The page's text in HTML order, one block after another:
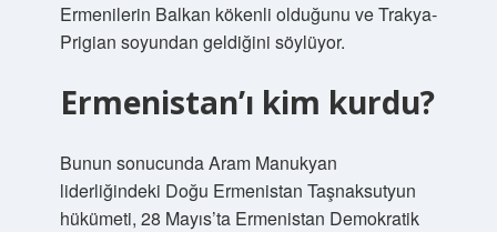
Ermenilerin Balkan kökenli olduğunu ve Trakya-
Prigian soyundan geldiğini söylüyor.
Ermenistan’ı kim kurdu?
Bunun sonucunda Aram Manukyan
liderliğindeki Doğu Ermenistan Taşnaksutyun
hükümeti, 28 Mayıs’ta Ermenistan Demokratik